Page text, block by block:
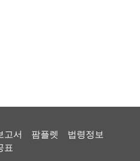
고서 팜플렛
법령정보
표